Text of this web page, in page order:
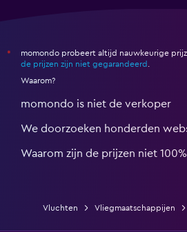
*
momondo probeert altijd nauwkeurige
de prijzen zijn niet gegarandeerd
Waarom?
momondo is niet de verkoper
We doorzoeken honderden
Waarom zijn de prijzen niet
Vluchten Vliegmaatschappijen